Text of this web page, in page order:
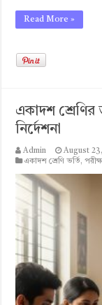
Read More »
একাদশ শ্রেণির
নির্দেশনা
Admin
August
একাদশ শ্রেণি ভর্তি,